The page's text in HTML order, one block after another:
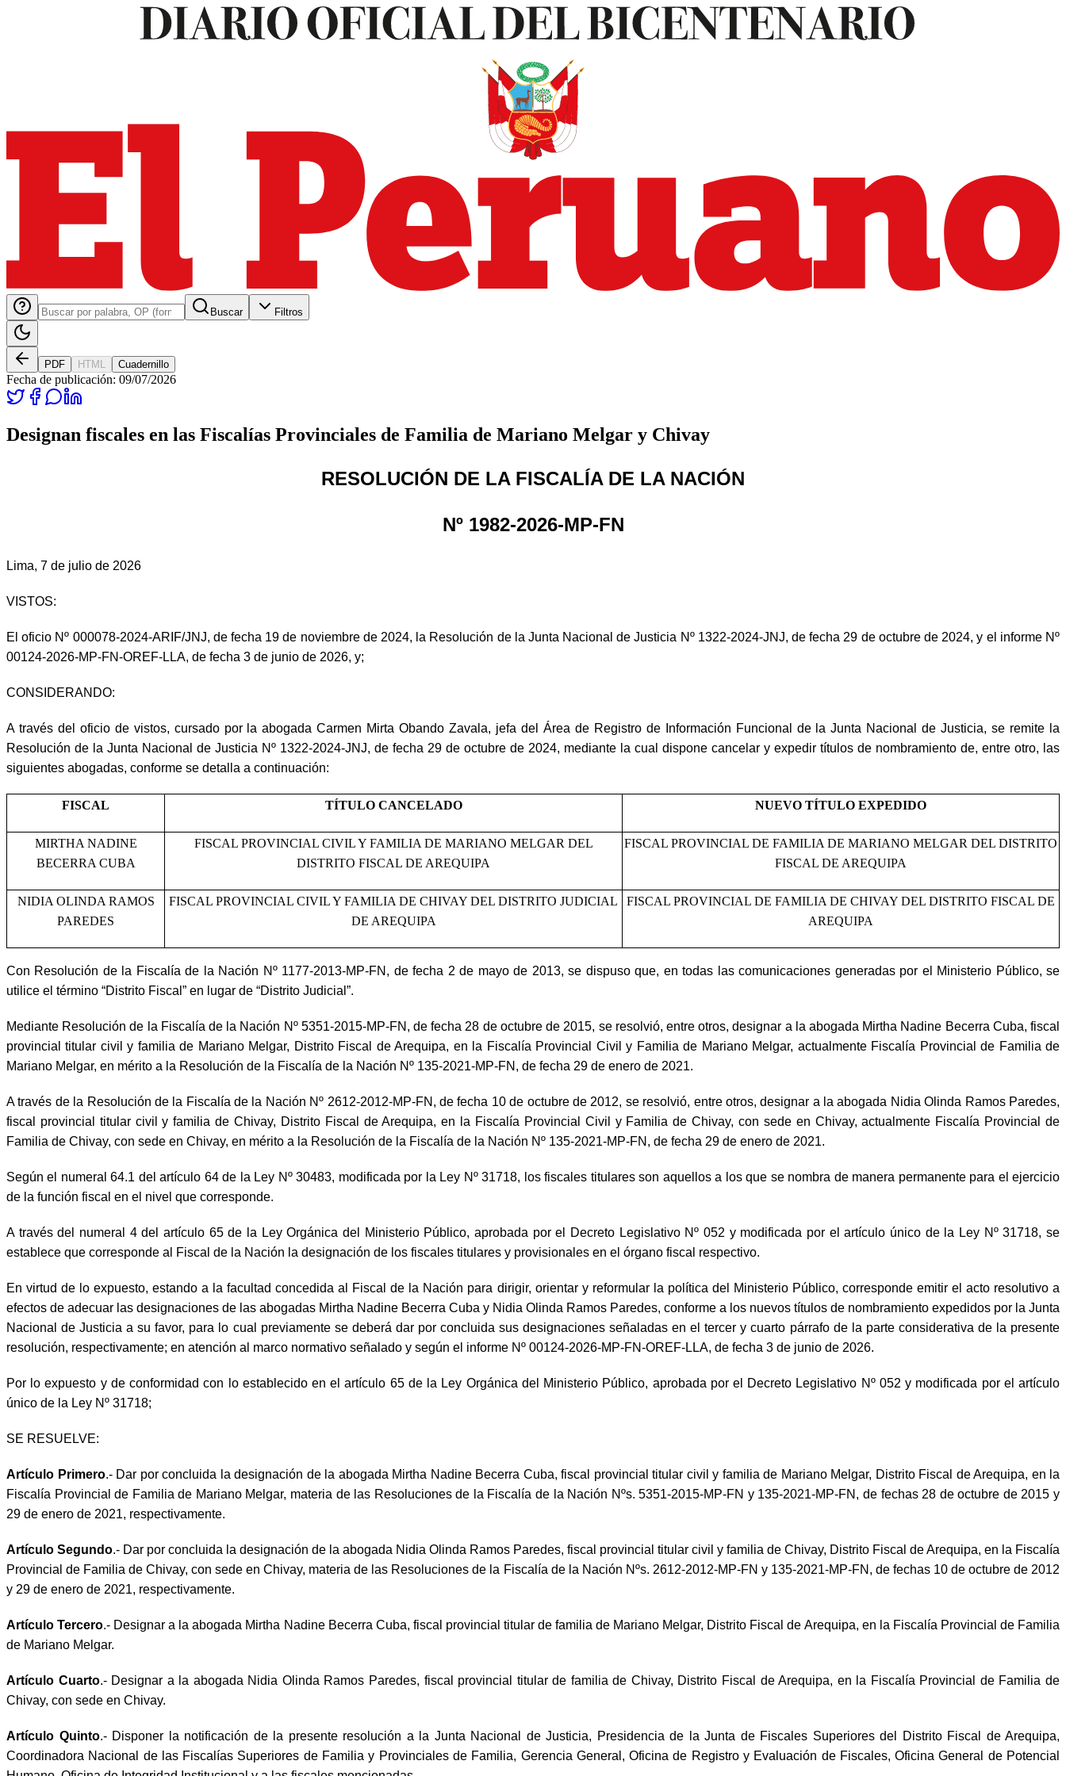
Buscar Filtros
PDF HTML Cuadernillo
Fecha de publicación: 09/07/2026
Designan fiscales en las Fiscalías Provinciales de Familia de Mariano Melgar y Chivay
RESOLUCIÓN DE LA FISCALÍA DE LA NACIÓN
Nº 1982-2026-MP-FN
Lima, 7 de julio de 2026
VISTOS:
El oficio Nº 000078-2024-ARIF/JNJ, de fecha 19 de noviembre de 2024, la Resolución de la Junta Nacional de Justicia Nº 1322-2024-JNJ, de fecha 29 de octubre de 2024, y el informe Nº
00124-2026-MP-FN-OREF-LLA, de fecha 3 de junio de 2026, y;
CONSIDERANDO:
A través del oficio de vistos, cursado por la abogada Carmen Mirta Obando Zavala, jefa del Área de Registro de Información Funcional de la Junta Nacional de Justicia, se remite la
Resolución de la Junta Nacional de Justicia Nº 1322-2024-JNJ, de fecha 29 de octubre de 2024, mediante la cual dispone cancelar y expedir títulos de nombramiento de, entre otro, las
siguientes abogadas, conforme se detalla a continuación:
FISCAL TÍTULO CANCELADO NUEVO TÍTULO EXPEDIDO
MIRTHA NADINE
BECERRA CUBA
FISCAL PROVINCIAL CIVIL Y FAMILIA DE MARIANO MELGAR DEL
DISTRITO FISCAL DE AREQUIPA
FISCAL PROVINCIAL DE FAMILIA DE MARIANO MELGAR DEL DISTRITO
FISCAL DE AREQUIPA
NIDIA OLINDA RAMOS
PAREDES
FISCAL PROVINCIAL CIVIL Y FAMILIA DE CHIVAY DEL DISTRITO JUDICIAL
DE AREQUIPA
FISCAL PROVINCIAL DE FAMILIA DE CHIVAY DEL DISTRITO FISCAL DE
AREQUIPA
Con Resolución de la Fiscalía de la Nación Nº 1177-2013-MP-FN, de fecha 2 de mayo de 2013, se dispuso que, en todas las comunicaciones generadas por el Ministerio Público, se
utilice el término “Distrito Fiscal” en lugar de “Distrito Judicial”.
Mediante Resolución de la Fiscalía de la Nación Nº 5351-2015-MP-FN, de fecha 28 de octubre de 2015, se resolvió, entre otros, designar a la abogada Mirtha Nadine Becerra Cuba, fiscal
provincial titular civil y familia de Mariano Melgar, Distrito Fiscal de Arequipa, en la Fiscalía Provincial Civil y Familia de Mariano Melgar, actualmente Fiscalía Provincial de Familia de
Mariano Melgar, en mérito a la Resolución de la Fiscalía de la Nación Nº 135-2021-MP-FN, de fecha 29 de enero de 2021.
A través de la Resolución de la Fiscalía de la Nación Nº 2612-2012-MP-FN, de fecha 10 de octubre de 2012, se resolvió, entre otros, designar a la abogada Nidia Olinda Ramos Paredes,
fiscal provincial titular civil y familia de Chivay, Distrito Fiscal de Arequipa, en la Fiscalía Provincial Civil y Familia de Chivay, con sede en Chivay, actualmente Fiscalía Provincial de
Familia de Chivay, con sede en Chivay, en mérito a la Resolución de la Fiscalía de la Nación Nº 135-2021-MP-FN, de fecha 29 de enero de 2021.
Según el numeral 64.1 del artículo 64 de la Ley Nº 30483, modificada por la Ley Nº 31718, los fiscales titulares son aquellos a los que se nombra de manera permanente para el ejercicio
de la función fiscal en el nivel que corresponde.
A través del numeral 4 del artículo 65 de la Ley Orgánica del Ministerio Público, aprobada por el Decreto Legislativo Nº 052 y modificada por el artículo único de la Ley Nº 31718, se
establece que corresponde al Fiscal de la Nación la designación de los fiscales titulares y provisionales en el órgano fiscal respectivo.
En virtud de lo expuesto, estando a la facultad concedida al Fiscal de la Nación para dirigir, orientar y reformular la política del Ministerio Público, corresponde emitir el acto resolutivo a
efectos de adecuar las designaciones de las abogadas Mirtha Nadine Becerra Cuba y Nidia Olinda Ramos Paredes, conforme a los nuevos títulos de nombramiento expedidos por la Junta
Nacional de Justicia a su favor, para lo cual previamente se deberá dar por concluida sus designaciones señaladas en el tercer y cuarto párrafo de la parte considerativa de la presente
resolución, respectivamente; en atención al marco normativo señalado y según el informe Nº 00124-2026-MP-FN-OREF-LLA, de fecha 3 de junio de 2026.
Por lo expuesto y de conformidad con lo establecido en el artículo 65 de la Ley Orgánica del Ministerio Público, aprobada por el Decreto Legislativo Nº 052 y modificada por el artículo
único de la Ley Nº 31718;
SE RESUELVE:
Artículo Primero.- Dar por concluida la designación de la abogada Mirtha Nadine Becerra Cuba, fiscal provincial titular civil y familia de Mariano Melgar, Distrito Fiscal de Arequipa, en la
Fiscalía Provincial de Familia de Mariano Melgar, materia de las Resoluciones de la Fiscalía de la Nación Nºs. 5351-2015-MP-FN y 135-2021-MP-FN, de fechas 28 de octubre de 2015 y
29 de enero de 2021, respectivamente.
Artículo Segundo.- Dar por concluida la designación de la abogada Nidia Olinda Ramos Paredes, fiscal provincial titular civil y familia de Chivay, Distrito Fiscal de Arequipa, en la Fiscalía
Provincial de Familia de Chivay, con sede en Chivay, materia de las Resoluciones de la Fiscalía de la Nación Nºs. 2612-2012-MP-FN y 135-2021-MP-FN, de fechas 10 de octubre de 2012
y 29 de enero de 2021, respectivamente.
Artículo Tercero.- Designar a la abogada Mirtha Nadine Becerra Cuba, fiscal provincial titular de familia de Mariano Melgar, Distrito Fiscal de Arequipa, en la Fiscalía Provincial de Familia
de Mariano Melgar.
Artículo Cuarto.- Designar a la abogada Nidia Olinda Ramos Paredes, fiscal provincial titular de familia de Chivay, Distrito Fiscal de Arequipa, en la Fiscalía Provincial de Familia de
Chivay, con sede en Chivay.
Artículo Quinto.- Disponer la notificación de la presente resolución a la Junta Nacional de Justicia, Presidencia de la Junta de Fiscales Superiores del Distrito Fiscal de Arequipa,
Coordinadora Nacional de las Fiscalías Superiores de Familia y Provinciales de Familia, Gerencia General, Oficina de Registro y Evaluación de Fiscales, Oficina General de Potencial